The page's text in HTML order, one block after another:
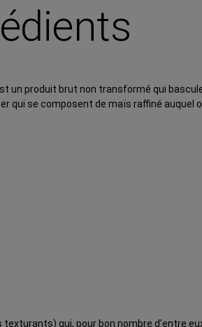
un produit brut non transformé qui
qui se composent de maïs raffiné auquel
qui, pour bon nombre d’entre